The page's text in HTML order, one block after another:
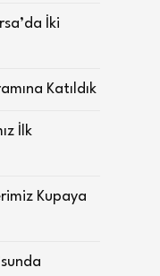
İki
Katıldık
İlk
Kupaya